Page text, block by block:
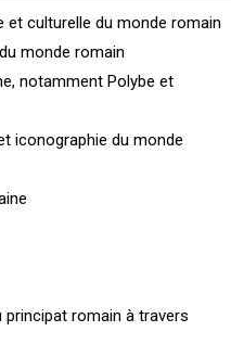
et culturelle du monde romain
monde romain
notamment Polybe et
iconographie du monde
romain à travers